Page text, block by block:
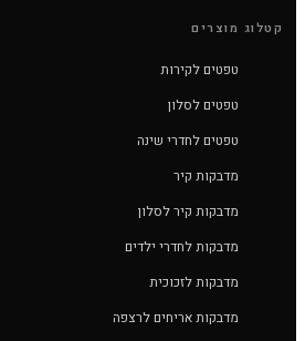
קטלוג מוצרים
טפטים לקירות
טפטים לסלון
טפטים לחדרי שינה
מדבקות קיר
מדבקות קיר לסלון
מדבקות לחדרי ילדים
מדבקות לזכוכית
מדבקות אריחים לרצפה